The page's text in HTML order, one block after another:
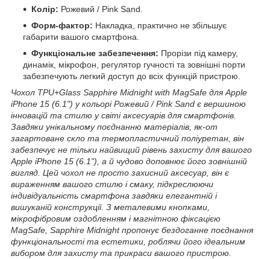
Колір: Рожевий / Pink Sand.
Форм-фактор: Накладка, практично не збільшує
габарити вашого смартфона.
Функціональне забезпечення: Прорізи під камеру,
динамік, мікрофон, регулятор гучності та зовнішні порти
забезпечують легкий доступ до всіх функцій пристрою.
Чохол TPU+Glass Sapphire Midnight with MagSafe для Apple
iPhone 15 (6.1") у кольорі Рожевий / Pink Sand є вершиною
інновацій та стилю у світі аксесуарів для смартфонів.
Завдяки унікальному поєднанню матеріалів, як-от
загартоване скло та термопластичний поліуретан, він
забезпечує не тільки найвищий рівень захисту для вашого
Apple iPhone 15 (6.1"), а й чудово доповнює його зовнішній
вигляд. Цей чохол не просто захисний аксесуар, він є
вираженням вашого стилю і смаку, підкреслюючи
індивідуальність смартфона завдяки елегантній і
вишуканій конструкції. З металевими кнопками,
мікрофібровим оздобленням і магнітною фіксацією
MagSafe, Sapphire Midnight пропонує бездоганне поєднання
функціональності та естетики, роблячи його ідеальним
вибором для захисту та прикраси вашого пристрою.